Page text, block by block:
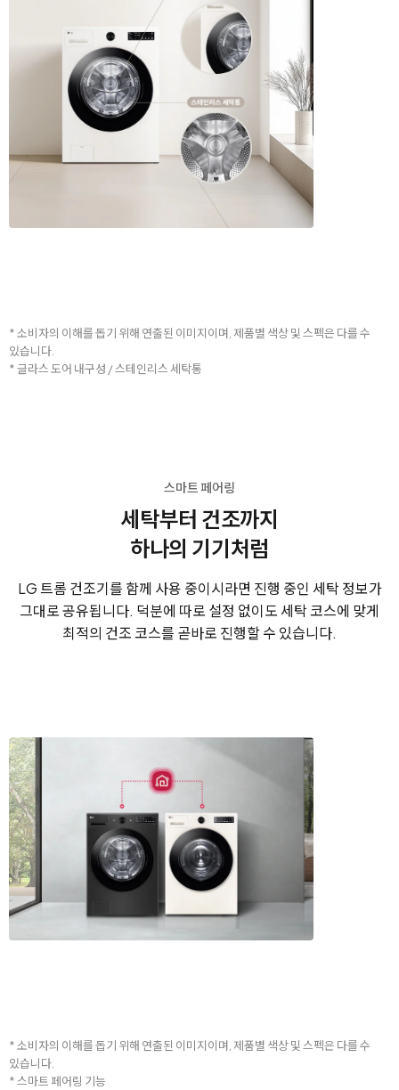
* 소비자의 이해를 돕기 위해 연출된 이미지이며, 제품별 색상 및 스펙은 다를 수
있습니다.
* 글라스 도어 내구성 / 스테인리스 세탁통
스마트 페어링
세탁부터 건조까지
하나의 기기처럼
LG 트롬 건조기를 함께 사용 중이시라면 진행 중인 세탁 정보가
그대로 공유됩니다. 덕분에 따로 설정 없이도 세탁 코스에 맞게
최적의 건조 코스를 곧바로 진행할 수 있습니다.
* 소비자의 이해를 돕기 위해 연출된 이미지이며, 제품별 색상 및 스펙은 다를 수
있습니다.
* 스마트 페어링 기능